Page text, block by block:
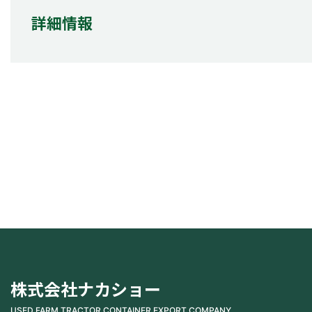
詳細情報
株式会社ナカショー